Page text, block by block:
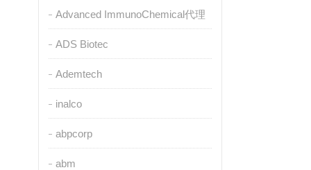
Advanced ImmunoChemical代理
ADS Biotec
Ademtech
inalco
abpcorp
abm